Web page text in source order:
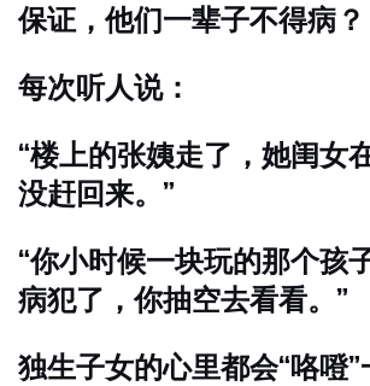
保证，他们一辈子不得病？
每次听人说：
“楼上的张姨走了，她闺女
没赶回来。”
“你小时候一块玩的那个孩
病犯了，你抽空去看看。”
独生子女的心里都会“咯噔